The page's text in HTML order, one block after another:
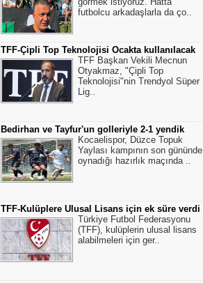
futbolcu arkadaşlarla da ço..
TFF-Çipli Top Teknolojisi Ocakta kullanılacak
TFF Başkan Vekili Mecnun
Otyakmaz, "Çipli Top
Teknolojisi"nin Trendyol Süper
Lig..
Bedirhan ve Tayfur'un golleriyle 2-1 yendik
Kocaelispor, Düzce Topuk
Yaylası kampının son gününde
oynadığı hazırlık maçında ..
TFF-Kulüplere Ulusal Lisans için ek süre verdi
Türkiye Futbol Federasyonu
(TFF), kulüplerin ulusal lisans
alabilmeleri için ger..